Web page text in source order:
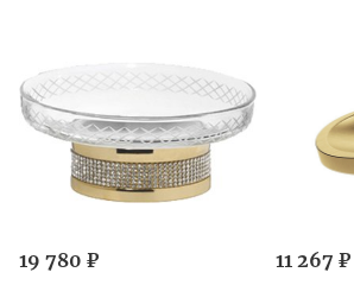
19 780 ₽ 11 267 ₽